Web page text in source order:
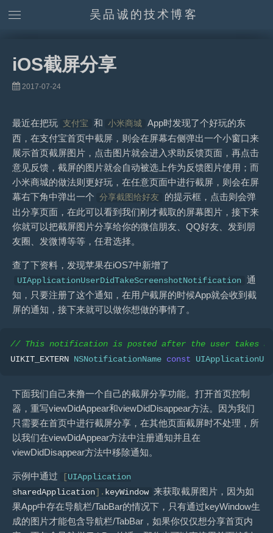
吴品诚的技术博客
iOS截屏分享
2017-07-24
最近在把玩 支付宝 和 小米商城 App时发现了个好玩的东
西，在支付宝首页中截屏，则会在屏幕右侧弹出一个小窗口来
展示首页截屏图片，点击图片就会进入求助反馈页面，再点击
意见反馈，截屏的图片就会自动被选上作为反馈图片使用；而
小米商城的做法则更好玩，在任意页面中进行截屏，则会在屏
幕右下角中弹出一个 分享截图给好友
的提示框，点击则会弹
出分享页面，在此可以看到我们刚才截取的屏幕图片，接下来
你就可以把截屏图片分享给你的微信朋友、QQ好友、发到朋
友圈、发微博等等，任君选择。
查了下资料，发现苹果在iOS7中新增了
UIApplicationUserDidTakeScreenshotNotification 通
知，只要注册了这个通知，在用户截屏的时候App就会收到截
屏的通知，接下来就可以做你想做的事情了。
// This notification is posted after the user takes a
UIKIT_EXTERN NSNotificationName const
下面我们自己来撸一个自己的截屏分享功能。打开首页控制
器，重写viewDidAppear和viewDidDisappear方法。因为我们
只需要在首页中进行截屏分享，在其他页面截屏时不处理，所
以我们在viewDidAppear方法中注册通知并且在
viewDidDisappear方法中移除通知。
示例中通过 [UIApplication
sharedApplication]. keyWindow 来获取截屏图片，因为如
果App中存在导航栏/TabBar的情况下，只有通过keyWindow生
成的图片才能包含导航栏/TabBar，如果你仅仅想分享首页内